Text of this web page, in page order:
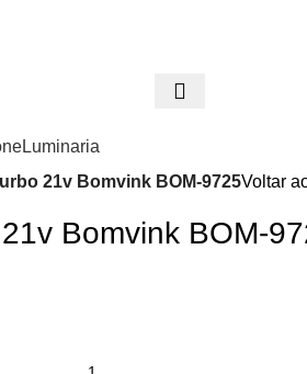
Luminaria
21v Bomvink BOM-9725Voltar
Bomvink BOM-